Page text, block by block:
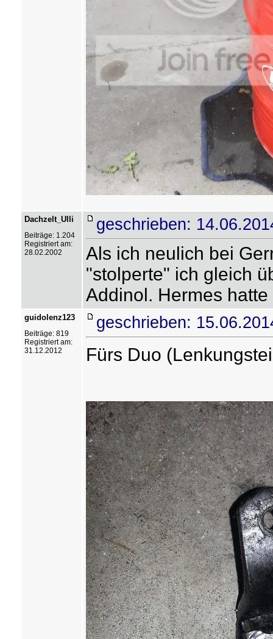
Dachzelt_Ulli
Beiträge: 1.204
Registriert am:
28.02.2002
geschrieben:
Als ich neulich bei
"stolperte" ich gleich
Addinol. Hermes
guidolenz123
Beiträge: 819
Registriert am:
31.12.2012
geschrieben:
Fürs Duo